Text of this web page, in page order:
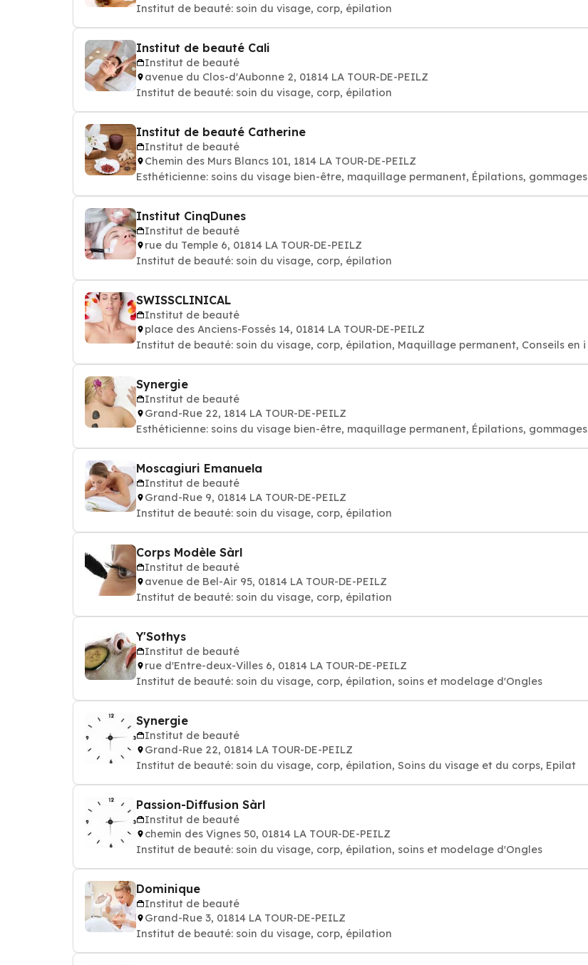
Institut de beauté: soin du visage, corp, épilation
Institut de beauté Cali
Institut de beauté
avenue du Clos-d'Aubonne 2, 01814 LA TOUR-DE-PEILZ
Institut de beauté: soin du visage, corp, épilation
Institut de beauté Catherine
Institut de beauté
Chemin des Murs Blancs 101, 1814 LA TOUR-DE-PEILZ
Esthéticienne: soins du visage bien-être, maquillage permanent, Épilations, gommages
Institut CinqDunes
Institut de beauté
rue du Temple 6, 01814 LA TOUR-DE-PEILZ
Institut de beauté: soin du visage, corp, épilation
SWISSCLINICAL
Institut de beauté
place des Anciens-Fossés 14, 01814 LA TOUR-DE-PEILZ
Institut de beauté: soin du visage, corp, épilation, Maquillage permanent, Conseils en i
Synergie
Institut de beauté
Grand-Rue 22, 1814 LA TOUR-DE-PEILZ
Esthéticienne: soins du visage bien-être, maquillage permanent, Épilations, gommages
Moscagiuri Emanuela
Institut de beauté
Grand-Rue 9, 01814 LA TOUR-DE-PEILZ
Institut de beauté: soin du visage, corp, épilation
Corps Modèle Sàrl
Institut de beauté
avenue de Bel-Air 95, 01814 LA TOUR-DE-PEILZ
Institut de beauté: soin du visage, corp, épilation
Y'Sothys
Institut de beauté
rue d'Entre-deux-Villes 6, 01814 LA TOUR-DE-PEILZ
Institut de beauté: soin du visage, corp, épilation, soins et modelage d'Ongles
Synergie
Institut de beauté
Grand-Rue 22, 01814 LA TOUR-DE-PEILZ
Institut de beauté: soin du visage, corp, épilation, Soins du visage et du corps, Epilat
Passion-Diffusion Sàrl
Institut de beauté
chemin des Vignes 50, 01814 LA TOUR-DE-PEILZ
Institut de beauté: soin du visage, corp, épilation, soins et modelage d'Ongles
Dominique
Institut de beauté
Grand-Rue 3, 01814 LA TOUR-DE-PEILZ
Institut de beauté: soin du visage, corp, épilation